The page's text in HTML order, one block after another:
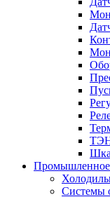
Промышленное
Системы